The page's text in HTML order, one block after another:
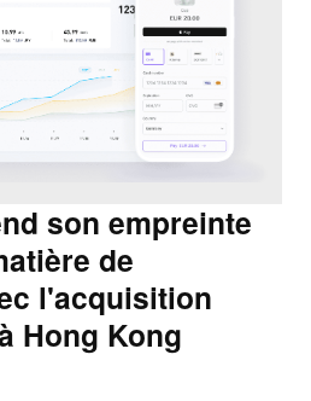
son empreinte
de
l'acquisition
Hong Kong